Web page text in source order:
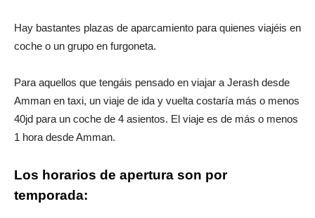
Hay bastantes plazas de aparcamiento para quienes viajéis en
coche o un grupo en furgoneta.
Para aquellos que tengáis pensado en viajar a Jerash desde
Amman en taxi, un viaje de ida y vuelta costaría más o menos
40jd para un coche de 4 asientos. El viaje es de más o menos
1 hora desde Amman.
Los horarios de apertura son por
temporada: